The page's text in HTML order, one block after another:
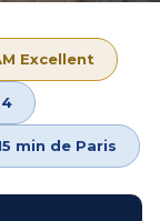
Excellent
min de Paris